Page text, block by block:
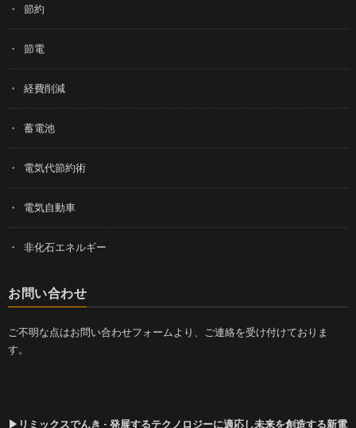
節約
節電
経費削減
蓄電池
電気代節約術
電気自動車
非化石エネルギー
お問い合わせ
ご不明な点はお問い合わせフォームより、ご連絡を受け付けておりま
す。
▶リミックスでんき - 発展するテクノロジーに適応し未来を創造する新電